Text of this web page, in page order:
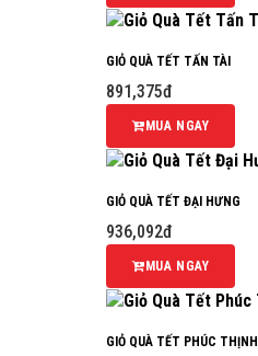
GIỎ QUÀ TẾT TẤN TÀI
891,375đ
MUA NGAY
GIỎ QUÀ TẾT ĐẠI HƯNG
936,092đ
MUA NGAY
GIỎ QUÀ TẾT PHÚC THỊNH